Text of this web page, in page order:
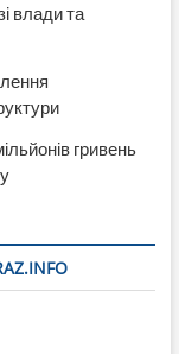
влади та
гривень